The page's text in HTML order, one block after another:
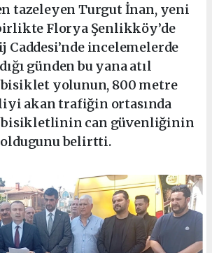
tazeleyen Turgut İnan, yeni
Florya Şenlikköy’de
Caddesi’nde incelemelerde
günden bu yana atıl
yolunun, 800 metre
akan trafiğin ortasında
bisikletlinin can güvenliğinin
oldugunu belirtti.